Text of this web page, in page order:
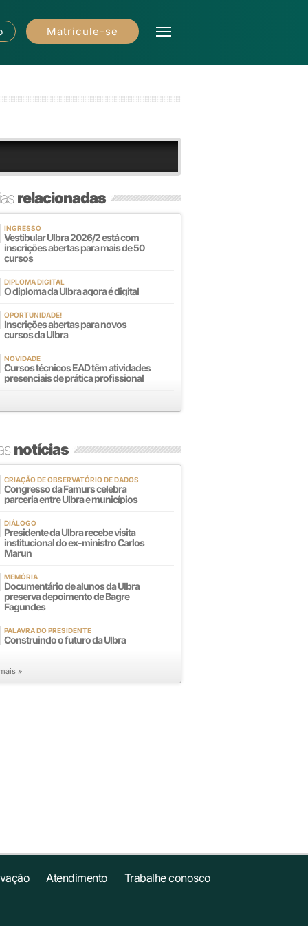
Matricule-se
relacionadas
INGRESSO
Vestibular Ulbra 2026/2 está com
inscrições abertas para mais de 50
cursos
DIPLOMA DIGITAL
O diploma da Ulbra agora é digital
OPORTUNIDADE!
Inscrições abertas para novos
cursos da Ulbra
NOVIDADE
Cursos técnicos EAD têm atividades
presenciais de prática profissional
notícias
CRIAÇÃO DE OBSERVATÓRIO DE DADOS
Congresso da Famurs celebra
parceria entre Ulbra e municípios
DIÁLOGO
Presidente da Ulbra recebe visita
institucional do ex-ministro Carlos
Marun
MEMÓRIA
Documentário de alunos da Ulbra
preserva depoimento de Bagre
Fagundes
PALAVRA DO PRESIDENTE
Construindo o futuro da Ulbra
»
Atendimento Trabalhe conosco